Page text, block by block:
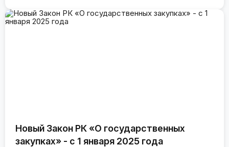
Новый Закон РК «О государственных
закупках» - с 1 января 2025 года